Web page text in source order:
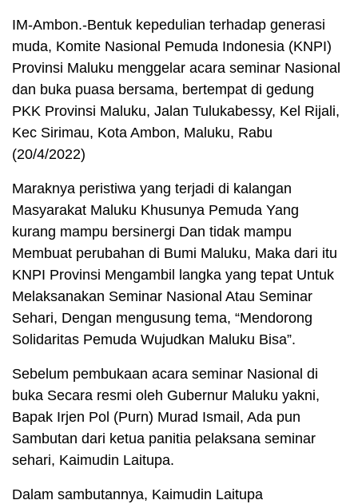
IM-Ambon.-Bentuk kepedulian terhadap generasi
muda, Komite Nasional Pemuda Indonesia (KNPI)
Provinsi Maluku menggelar acara seminar Nasional
dan buka puasa bersama, bertempat di gedung
PKK Provinsi Maluku, Jalan Tulukabessy, Kel Rijali,
Kec Sirimau, Kota Ambon, Maluku, Rabu
(20/4/2022)
Maraknya peristiwa yang terjadi di kalangan
Masyarakat Maluku Khusunya Pemuda Yang
kurang mampu bersinergi Dan tidak mampu
Membuat perubahan di Bumi Maluku, Maka dari itu
KNPI Provinsi Mengambil langka yang tepat Untuk
Melaksanakan Seminar Nasional Atau Seminar
Sehari, Dengan mengusung tema, “Mendorong
Solidaritas Pemuda Wujudkan Maluku Bisa”.
Sebelum pembukaan acara seminar Nasional di
buka Secara resmi oleh Gubernur Maluku yakni,
Bapak Irjen Pol (Purn) Murad Ismail, Ada pun
Sambutan dari ketua panitia pelaksana seminar
sehari, Kaimudin Laitupa.
Dalam sambutannya, Kaimudin Laitupa